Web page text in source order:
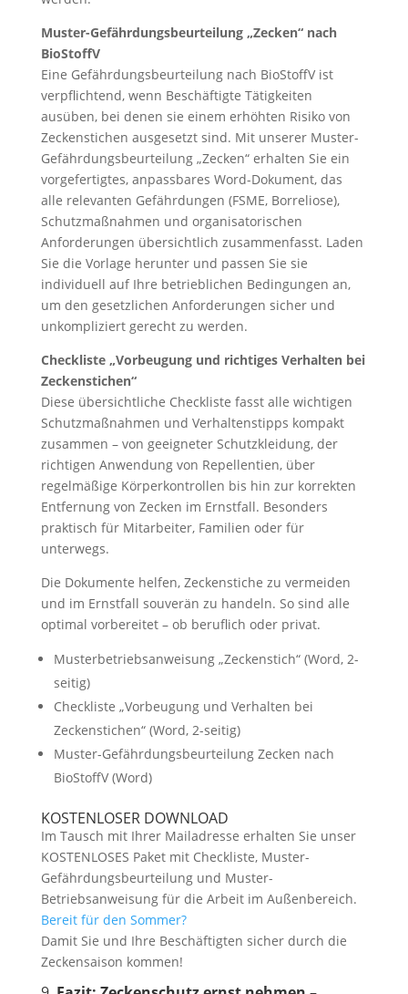
Muster-Gefährdungsbeurteilung „Zecken“ nach
BioStoffV
Eine Gefährdungsbeurteilung nach BioStoffV ist
verpflichtend, wenn Beschäftigte Tätigkeiten
ausüben, bei denen sie einem erhöhten Risiko von
Zeckenstichen ausgesetzt sind. Mit unserer Muster-
Gefährdungsbeurteilung „Zecken“ erhalten Sie ein
vorgefertigtes, anpassbares Word-Dokument, das
alle relevanten Gefährdungen (FSME, Borreliose),
Schutzmaßnahmen und organisatorischen
Anforderungen übersichtlich zusammenfasst. Laden
Sie die Vorlage herunter und passen Sie sie
individuell auf Ihre betrieblichen Bedingungen an,
um den gesetzlichen Anforderungen sicher und
unkompliziert gerecht zu werden.
Checkliste „Vorbeugung und richtiges Verhalten bei
Zeckenstichen“
Diese übersichtliche Checkliste fasst alle wichtigen
Schutzmaßnahmen und Verhaltenstipps kompakt
zusammen – von geeigneter Schutzkleidung, der
richtigen Anwendung von Repellentien, über
regelmäßige Körperkontrollen bis hin zur korrekten
Entfernung von Zecken im Ernstfall. Besonders
praktisch für Mitarbeiter, Familien oder für
unterwegs.
Die Dokumente helfen, Zeckenstiche zu vermeiden
und im Ernstfall souverän zu handeln. So sind alle
optimal vorbereitet – ob beruflich oder privat.
Musterbetriebsanweisung „Zeckenstich“ (Word, 2-
seitig)
Checkliste „Vorbeugung und Verhalten bei
Zeckenstichen“ (Word, 2-seitig)
Muster-Gefährdungsbeurteilung Zecken nach
BioStoffV (Word)
KOSTENLOSER DOWNLOAD
Im Tausch mit Ihrer Mailadresse erhalten Sie unser
KOSTENLOSES Paket mit Checkliste, Muster-
Gefährdungsbeurteilung und Muster-
Betriebsanweisung für die Arbeit im Außenbereich.
Bereit für den Sommer?
Damit Sie und Ihre Beschäftigten sicher durch die
Zeckensaison kommen!